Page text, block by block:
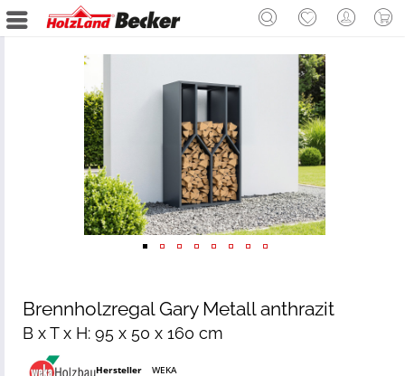
Brennholzregal Gary Metall anthrazit
B x T x H: 95 x 50 x 160 cm
Hersteller
WEKA